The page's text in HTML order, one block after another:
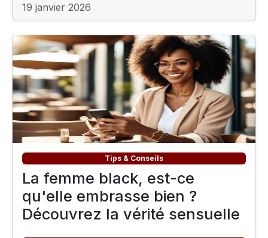
19 janvier 2026
Tips & Conseils
La femme black, est-ce
qu'elle embrasse bien ?
Découvrez la vérité sensuelle